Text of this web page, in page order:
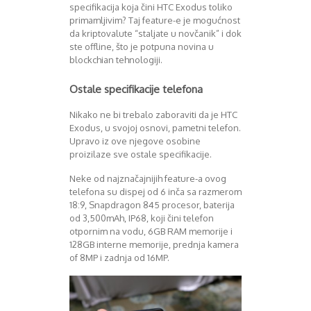
specifikacija koja čini HTC Exodus toliko
primamljivim? Taj feature-e je mogućnost
da kriptovalute “staljate u novčanik” i dok
ste offline, što je potpuna novina u
blockchian tehnologiji.
Ostale specifikacije telefona
Nikako ne bi trebalo zaboraviti da je HTC
Exodus, u svojoj osnovi, pametni telefon.
Upravo iz ove njegove osobine
proizilaze sve ostale specifikacije.
Neke od najznačajnijih feature-a ovog
telefona su dispej od 6 inča sa razmerom
18:9, Snapdragon 845 procesor, baterija
od 3,500mAh, IP68, koji čini telefon
otpornim na vodu, 6GB RAM memorije i
128GB interne memorije, prednja kamera
of 8MP i zadnja od 16MP.